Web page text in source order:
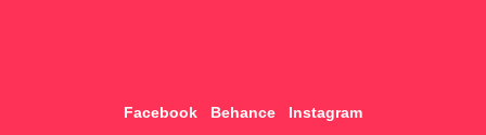
Facebook Behance Instagram